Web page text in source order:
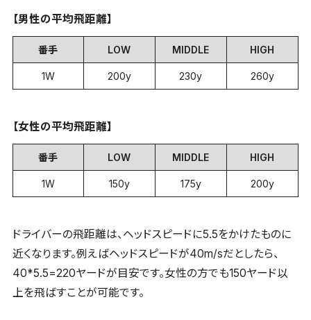
【男性の平均飛距離】
番手 LOW MIDDLE HIGH
1W 200y 230y 260y
【女性の平均飛距離】
番手 LOW MIDDLE HIGH
1W 150y 175y 200y
ドライバーの飛距離は、ヘッドスピードに5.5をかけたものに
近くなります。例えばヘッドスピードが40m/sだとしたら、
40*5.5=220ヤードが目安です。女性の方でも150ヤード以
上を飛ばすことが可能です。